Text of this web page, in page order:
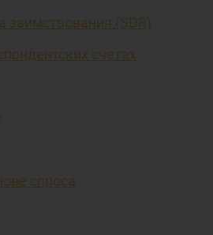
(SDR)
счетах
спроса